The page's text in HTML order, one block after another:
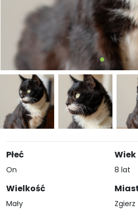
Płeć
On
Wielkość
Mały
Wiek
8 lat
Zgierz